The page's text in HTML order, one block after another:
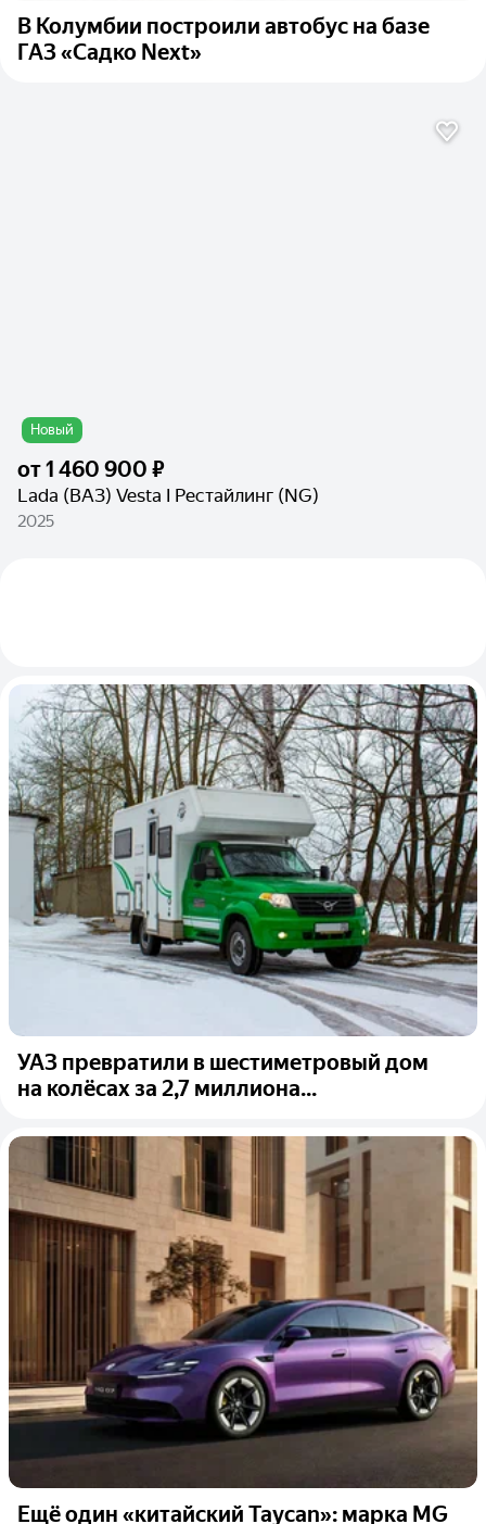
В Колумбии построили автобус на базе
ГАЗ «Садко Next»
Новый
от1 460 900 ₽
Lada (ВАЗ) Vesta I Рестайлинг (NG)
2025
УАЗ превратили в шестиметровый дом
на колёсах за 2,7 миллиона...
Ещё один «китайский Taycan»: марка MG